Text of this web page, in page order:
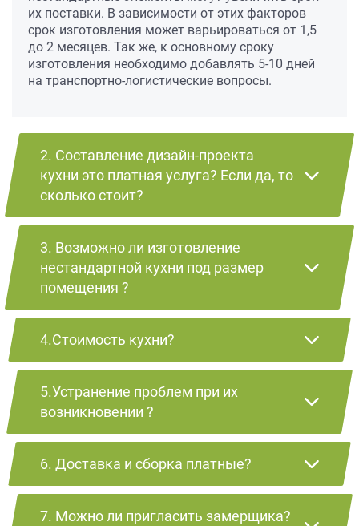
их поставки. В зависимости от этих факторов
срок изготовления может варьироваться от 1,5
до 2 месяцев. Так же, к основному сроку
изготовления необходимо добавлять 5-10 дней
на транспортно-логистические вопросы.
2. Составление дизайн-проекта
кухни это платная услуга? Если да, то
сколько стоит?
3. Возможно ли изготовление
нестандартной кухни под размер
помещения ?
4.Стоимость кухни?
5.Устранение проблем при их
возникновении ?
6. Доставка и сборка платные?
7. Можно ли пригласить замерщика?